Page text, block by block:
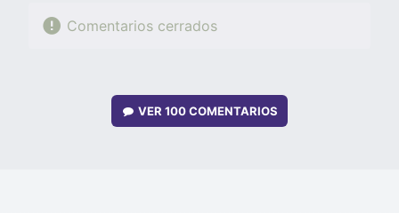
Comentarios cerrados
VER100 COMENTARIOS